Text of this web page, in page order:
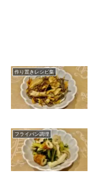
作り置きレシピ集
フライパン調理